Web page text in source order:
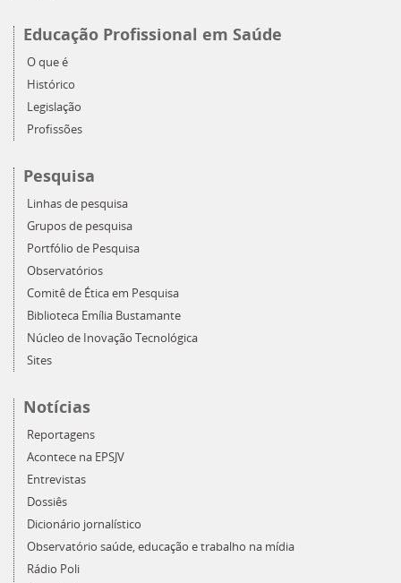
Educação Profissional em Saúde
O que é
Histórico
Legislação
Profissões
Pesquisa
Linhas de pesquisa
Grupos de pesquisa
Portfólio de Pesquisa
Observatórios
Comitê de Ética em Pesquisa
Biblioteca Emília Bustamante
Núcleo de Inovação Tecnológica
Sites
Notícias
Reportagens
Acontece na EPSJV
Entrevistas
Dossiês
Dicionário jornalístico
Observatório saúde, educação e trabalho na mídia
Rádio Poli